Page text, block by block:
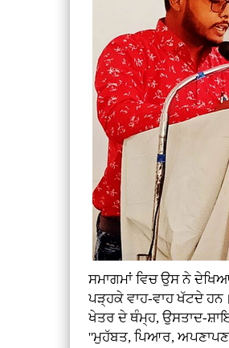
ਸਮਾਗਮਾਂ ਵਿਚ ਉਸ ਨੇ
ਪੜ੍ਹਕੇ ਵਾਹ-ਵਾਹ ਖੱਟਦੇ
ਖੇਤਰ ਦੇ ਥੰਮ੍ਹ, ਉਸਤਾਦ-
''ਮੁਹੱਬਤ, ਪਿਆਰ,